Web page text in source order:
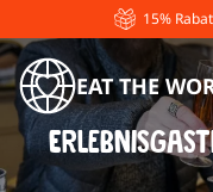
15%
EAT THE